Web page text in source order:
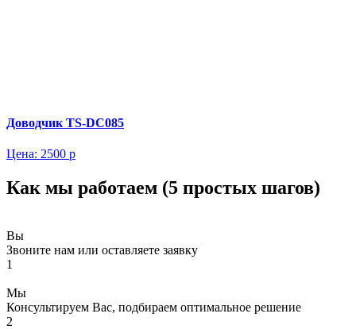
Доводчик TS-DC085
Цена: 2500 р
Как мы работаем (5 простых шагов)
Вы
Звоните нам или оставляете заявку
1
Мы
Консультируем Вас, подбираем оптимальное решение
2